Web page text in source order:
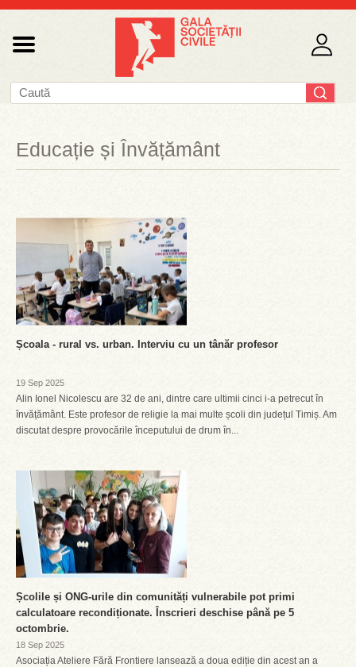
Educație și Învățământ
Școala - rural vs. urban. Interviu cu un tânăr profesor
19 Sep 2025
Alin Ionel Nicolescu are 32 de ani, dintre care ultimii cinci i-a petrecut în
învățământ. Este profesor de religie la mai multe școli din județul Timiș. Am
discutat despre provocările începutului de drum în...
Școlile și ONG-urile din comunități vulnerabile pot primi
calculatoare recondiționate. Înscrieri deschise până pe 5
octombrie.
18 Sep 2025
Asociația Ateliere Fără Frontiere lansează a doua ediție din acest an a